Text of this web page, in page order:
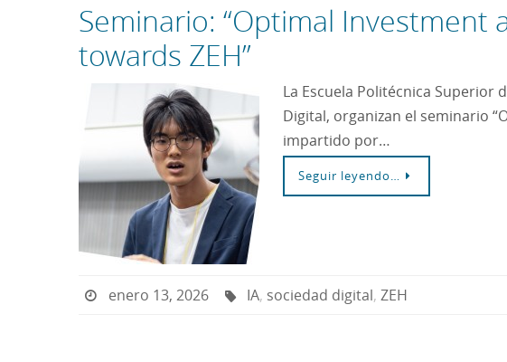
Seminario: “Optimal Investment
towards ZEH”
La Escuela Politécnica Superior
Digital, organizan el seminario
impartido por…
Seguir leyendo…
enero 13, 2026 IA, sociedad digital,ZEH